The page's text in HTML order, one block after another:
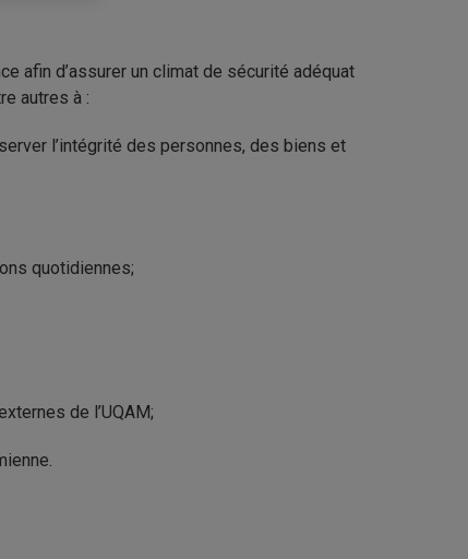
afin d’assurer un climat de sécurité adéquat
autres à :
l’intégrité des personnes, des biens et
quotidiennes;
de l’UQAM;